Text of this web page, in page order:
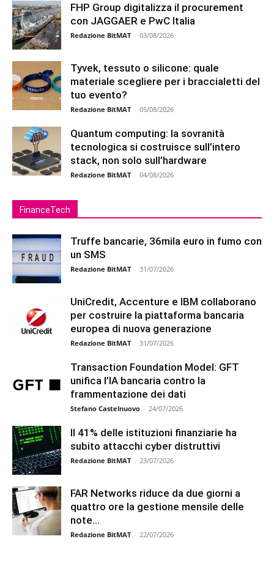
FHP Group digitalizza il procurement
con JAGGAER e PwC Italia
Redazione BitMAT - 03/08/2026
Tyvek, tessuto o silicone: quale
materiale scegliere per i braccialetti del
tuo evento?
Redazione BitMAT - 05/08/2026
Quantum computing: la sovranità
tecnologica si costruisce sull’intero
stack, non solo sull’hardware
Redazione BitMAT - 04/08/2026
FinanceTech
Truffe bancarie, 36mila euro in fumo con
un SMS
Redazione BitMAT - 31/07/2026
UniCredit, Accenture e IBM collaborano
per costruire la piattaforma bancaria
europea di nuova generazione
Redazione BitMAT - 31/07/2026
Transaction Foundation Model: GFT
unifica l’IA bancaria contro la
frammentazione dei dati
Stefano Castelnuovo - 24/07/2026
Il 41% delle istituzioni finanziarie ha
subito attacchi cyber distruttivi
Redazione BitMAT - 23/07/2026
FAR Networks riduce da due giorni a
quattro ore la gestione mensile delle
note...
Redazione BitMAT - 22/07/2026